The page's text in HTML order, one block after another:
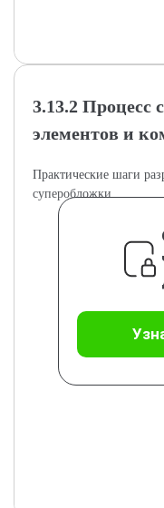
3.13.2 Процесс
элементов и
Практические шаги
суперобложки.